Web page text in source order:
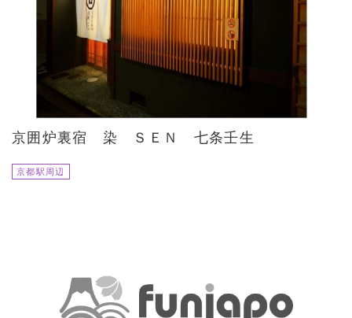
京囲炉裏宿 染 ＳＥＮ 七条壬生
京都駅周辺